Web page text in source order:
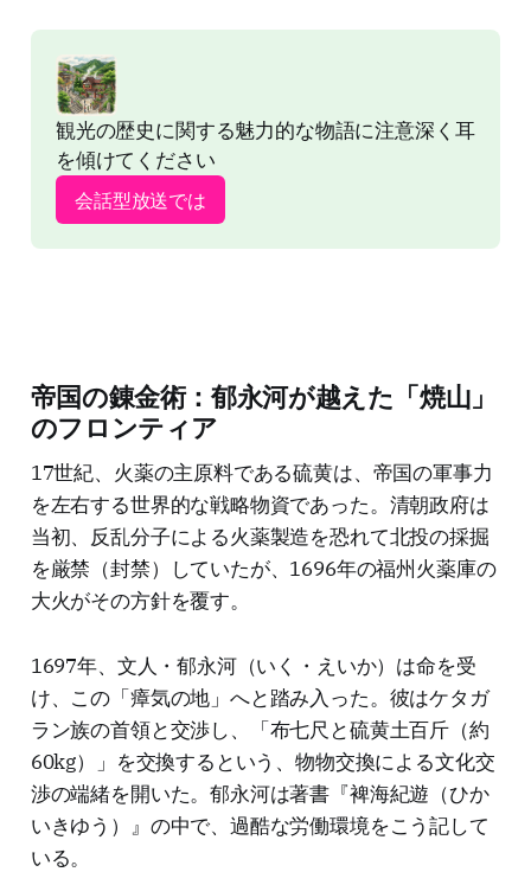
観光の歴史に関する魅力的な物語に注意深く耳
を傾けてください
会話型放送では
帝国の錬金術：郁永河が越えた「焼山」
のフロンティア
17世紀、火薬の主原料である硫黄は、帝国の軍事力
を左右する世界的な戦略物資であった。清朝政府は
当初、反乱分子による火薬製造を恐れて北投の採掘
を厳禁（封禁）していたが、1696年の福州火薬庫の
大火がその方針を覆す。
1697年、文人・郁永河（いく・えいか）は命を受
け、この「瘴気の地」へと踏み入った。彼はケタガ
ラン族の首領と交渉し、「布七尺と硫黄土百斤（約
60kg）」を交換するという、物物交換による文化交
渉の端緒を開いた。郁永河は著書『裨海紀遊（ひか
いきゆう）』の中で、過酷な労働環境をこう記して
いる。